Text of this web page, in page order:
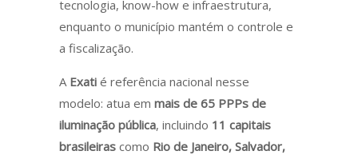
tecnologia, know-how e infraestrutura,
enquanto o município mantém o controle e
a fiscalização.
A Exati é referência nacional nesse
modelo: atua em mais de 65 PPPs de
iluminação pública, incluindo 11 capitais
brasileiras como Rio de Janeiro, Salvador,